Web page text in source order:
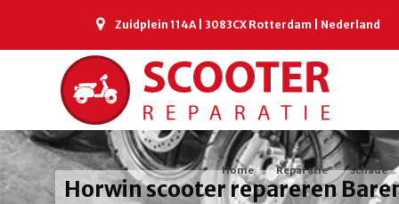
Zuidplein 114A | 3083CX Rotterdam | Nederland
Home Reparatie Schade
Horwin scooter repareren